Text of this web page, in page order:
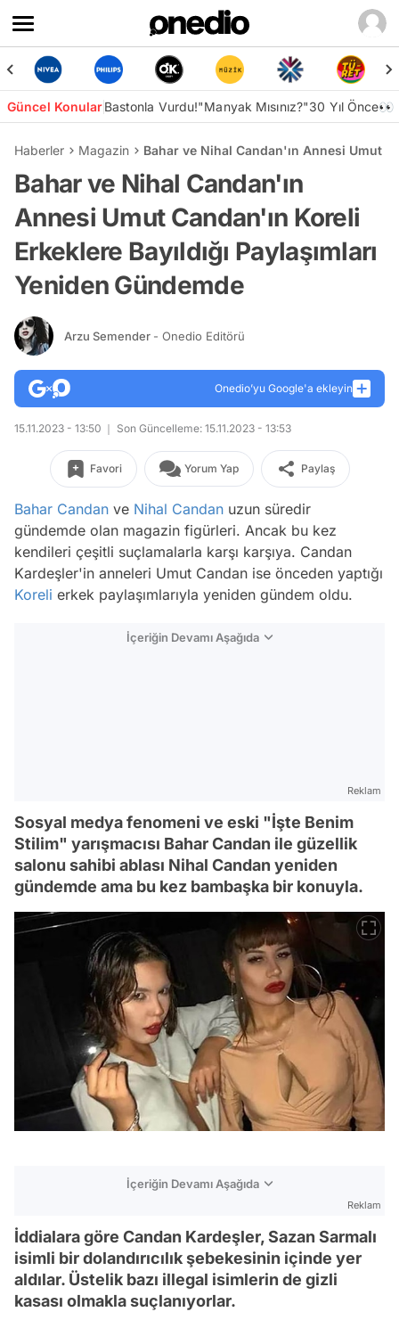
Güncel KonularBastonla Vurdu!"Manyak Mısınız?"30 Yıl Önce👀
Haberler Magazin Bahar ve Nihal Candan'ın Annesi Umut
Bahar ve Nihal Candan'ın
Annesi Umut Candan'ın Koreli
Erkeklere Bayıldığı Paylaşımları
Yeniden Gündemde
Arzu Semender - Onedio Editörü
Onedio’yu Google'a ekleyin
15.11.2023 - 13:50 Son Güncelleme: 15.11.2023 - 13:53
Favori Yorum Yap Paylaş
Bahar Candan ve Nihal Candan uzun süredir
gündemde olan magazin figürleri. Ancak bu kez
kendileri çeşitli suçlamalarla karşı karşıya. Candan
Kardeşler'in anneleri Umut Candan ise önceden yaptığı
Koreli erkek paylaşımlarıyla yeniden gündem oldu.
İçeriğin Devamı Aşağıda
Reklam
Sosyal medya fenomeni ve eski "İşte Benim
Stilim" yarışmacısı Bahar Candan ile güzellik
salonu sahibi ablası Nihal Candan yeniden
gündemde ama bu kez bambaşka bir konuyla.
İçeriğin Devamı Aşağıda
Reklam
İddialara göre Candan Kardeşler, Sazan Sarmalı
isimli bir dolandırıcılık şebekesinin içinde yer
aldılar. Üstelik bazı illegal isimlerin de gizli
kasası olmakla suçlanıyorlar.